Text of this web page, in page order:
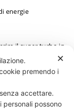
energie
il super turbo in
progressi
✕
premendo i
accettare.
personali possono